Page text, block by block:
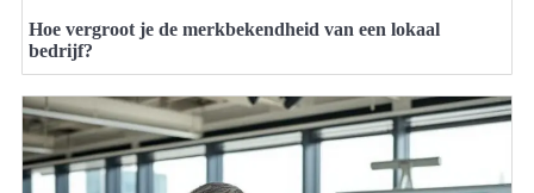
Hoe vergroot je de merkbekendheid van een lokaal
bedrijf?